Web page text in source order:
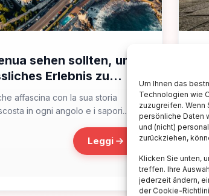
Um Ihnen das
Technologien wie
zuzugreifen. Wenn
persönliche Daten
und (nicht)
zurückziehen,
Klicken Sie unten,
treffen. Ihre
jederzeit ändern,
der Cookie-
sehen sollten, um
Erlebnis zu
affascina con la sua storia
in ogni angolo e i sapori...
Leggi